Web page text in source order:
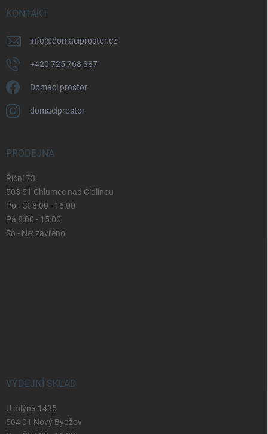
KONTAKT
info@domaciprostor.cz
+420 725 768 387
Domácí prostor
domaciprostor
PRODEJNA
Říční 73
503 51 Chlumec nad Cidlinou
Po - Čt 8:00 - 16:00
Pá 8:00 - 15:00
So - Ne: zavřeno
VÝDEJNÍ SKLAD
U mlýna 1435
504 01 Nový Bydžov